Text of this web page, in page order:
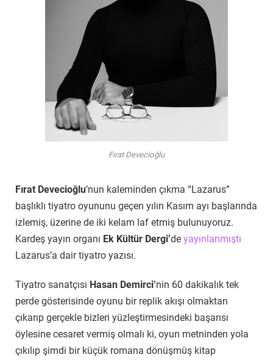
Fırat Devecioğlu
Fırat Devecioğlu’nun kaleminden çıkma “Lazarus”
başlıklı tiyatro oyununu geçen yılın Kasım ayı başlarında
izlemiş, üzerine de iki kelam laf etmiş bulunuyoruz.
Kardeş yayın organı Ek Kültür Dergi’de yayınlanmıştı
Lazarus’a dair tiyatro yazısı.
Tiyatro sanatçısı Hasan Demirci’nin 60 dakikalık tek
perde gösterisinde oyunu bir replik akışı olmaktan
çıkarıp gerçekle bizleri yüzleştirmesindeki başarısı
öylesine cesaret vermiş olmalı ki, oyun metninden yola
çıkılıp şimdi bir küçük romana dönüşmüş kitap